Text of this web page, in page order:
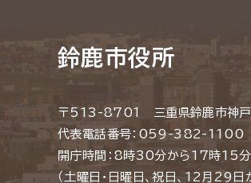
鈴鹿市役所
〒513-8701 三重県鈴鹿市神
代表電話番号：059-382-
開庁時間：8時30分から17時15分
（土曜日・日曜日、祝日、12月29日